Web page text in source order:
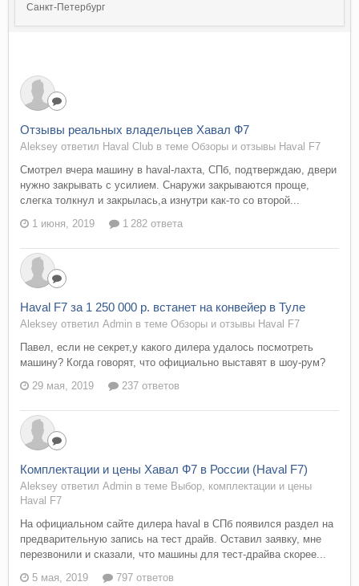
Санкт-Петербург
Отзывы реальных владельцев Хавал Ф7
Aleksey ответил Haval Club в теме Обзоры и отзывы Haval F7
Смотрел вчера машину в haval-лахта, СПб, подтверждаю, двери
нужно закрывать с усилием. Снаружи закрываются проще,
слегка толкнул и закрылась,а изнутри как-то со второй...
1 июня, 2019
1 282 ответа
Haval F7 за 1 250 000 р. встанет на конвейер в Туле
Aleksey ответил Admin в теме Обзоры и отзывы Haval F7
Павел, если не секрет,у какого дилера удалось посмотреть
машину? Когда говорят, что официально выставят в шоу-рум?
29 мая, 2019
237 ответов
Комплектации и цены Хавал Ф7 в России (Haval F7)
Aleksey ответил Admin в теме Выбор, комплектации и цены
Haval F7
На официальном сайте дилера haval в СПб появился раздел на
предварительную запись на тест драйв. Оставил заявку, мне
перезвонили и сказали, что машины для тест-драйва скорее...
5 мая, 2019
797 ответов